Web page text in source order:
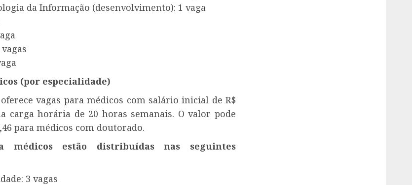
da Informação (desenvolvimento): 1 vaga
(por especialidade)
vagas para médicos com salário inicial de R$
carga horária de 20 horas semanais. O valor pode
para médicos com doutorado.
médicos estão distribuídas nas seguintes
3 vagas